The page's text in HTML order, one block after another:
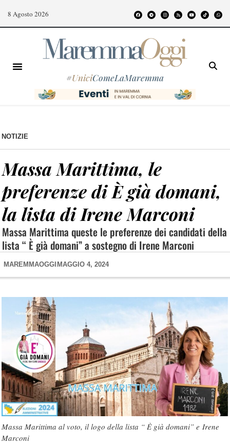
8 Agosto 2026
#UniciComeLaMaremma
NOTIZIE
Massa Marittima, le
preferenze di È già domani,
la lista di Irene Marconi
Massa Marittima queste le preferenze dei candidati della
lista “ È già domani” a sostegno di Irene Marconi
MAREMMAOGGI MAGGIO 4, 2024
Massa Marittima al voto, il logo della lista “ È già domani” e Irene
Marconi